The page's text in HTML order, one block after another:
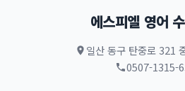
에스피엘 영어
일산 동구 탄중로 321
0507-1315-